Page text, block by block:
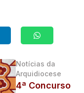
Notícias da
Arquidiocese
4ª Concurso